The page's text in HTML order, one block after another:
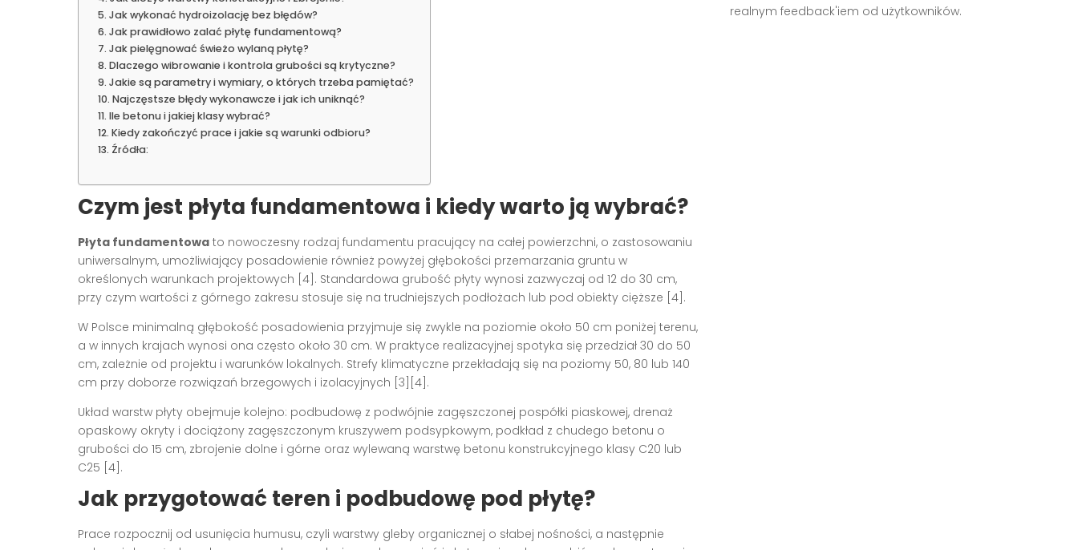
Jak wykonać hydroizolację bez błędów?
Jak prawidłowo zalać płytę fundamentową?
Jak pielęgnować świeżo wylaną płytę?
Dlaczego wibrowanie i kontrola grubości są krytyczne?
Jakie są parametry i wymiary, o których trzeba pamiętać?
Najczęstsze błędy wykonawcze i jak ich uniknąć?
Ile betonu i jakiej klasy wybrać?
Kiedy zakończyć prace i jakie są warunki odbioru?
Źródła:
Czym jest płyta fundamentowa i kiedy warto ją wybrać?
Płyta fundamentowa to nowoczesny rodzaj fundamentu pracujący na całej powierzchni, o zastosowaniu
uniwersalnym, umożliwiający posadowienie również powyżej głębokości przemarzania gruntu w
określonych warunkach projektowych [4]. Standardowa grubość płyty wynosi zazwyczaj od 12 do 30 cm,
przy czym wartości z górnego zakresu stosuje się na trudniejszych podłożach lub pod obiekty cięższe [4].
W Polsce minimalną głębokość posadowienia przyjmuje się zwykle na poziomie około 50 cm poniżej terenu,
a w innych krajach wynosi ona często około 30 cm. W praktyce realizacyjnej spotyka się przedział 30 do 50
cm, zależnie od projektu i warunków lokalnych. Strefy klimatyczne przekładają się na poziomy 50, 80 lub 140
cm przy doborze rozwiązań brzegowych i izolacyjnych [3][4].
Układ warstw płyty obejmuje kolejno: podbudowę z podwójnie zagęszczonej pospółki piaskowej, drenaż
opaskowy okryty i dociążony zagęszczonym kruszywem podsypkowym, podkład z chudego betonu o
grubości do 15 cm, zbrojenie dolne i górne oraz wylewaną warstwę betonu konstrukcyjnego klasy C20 lub
C25 [4].
Jak przygotować teren i podbudowę pod płytę?
Prace rozpocznij od usunięcia humusu, czyli warstwy gleby organicznej o słabej nośności, a następnie
realnym feedback'iem od użytkowników.